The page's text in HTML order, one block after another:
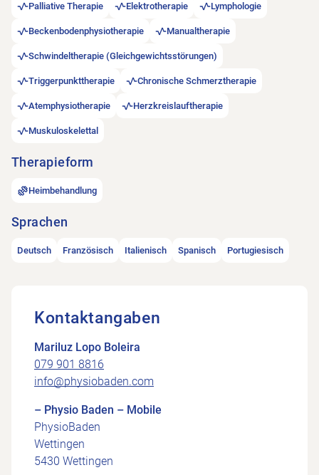
Palliative Therapie Elektrotherapie Lymphologie
Beckenbodenphysiotherapie Manualtherapie
Schwindeltherapie (Gleichgewichtsstörungen)
Triggerpunkttherapie Chronische Schmerztherapie
Atemphysiotherapie Herzkreislauftherapie
Muskuloskelettal
Therapieform
Heimbehandlung
Sprachen
Deutsch Französisch Italienisch Spanisch Portugiesisch
Kontaktangaben
Mariluz Lopo Boleira
079 901 8816
info@physiobaden.com
– Physio Baden – Mobile
PhysioBaden
Wettingen
5430 Wettingen